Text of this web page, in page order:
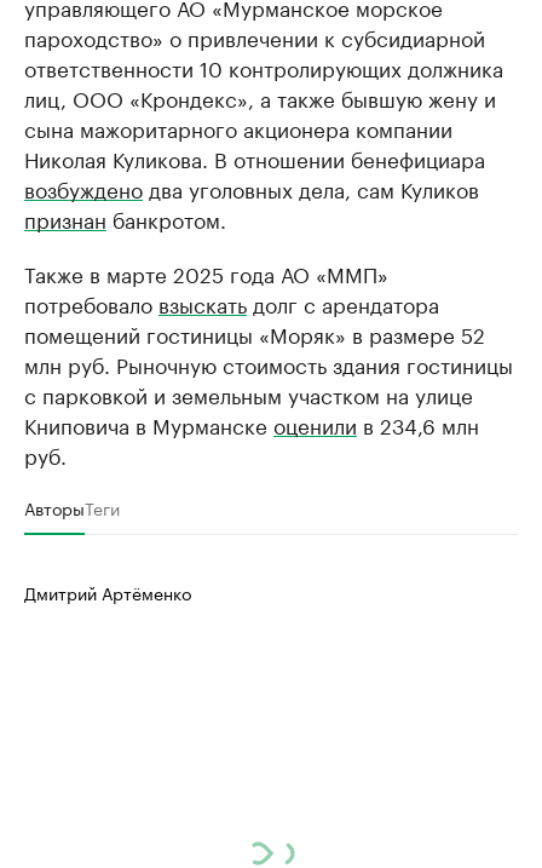
управляющего АО «Мурманское морское
пароходство» о привлечении к субсидиарной
ответственности 10 контролирующих должника
лиц, ООО «Крондекс», а также бывшую жену и
сына мажоритарного акционера компании
Николая Куликова. В отношении бенефициара
возбуждено два уголовных дела, сам Куликов
признан банкротом.
Также в марте 2025 года АО «ММП»
потребовало взыскать долг с арендатора
помещений гостиницы «Моряк» в размере 52
млн руб. Рыночную стоимость здания гостиницы
с парковкой и земельным участком на улице
Книповича в Мурманске оценили в 234,6 млн
руб.
АвторыТеги
Дмитрий Артёменко